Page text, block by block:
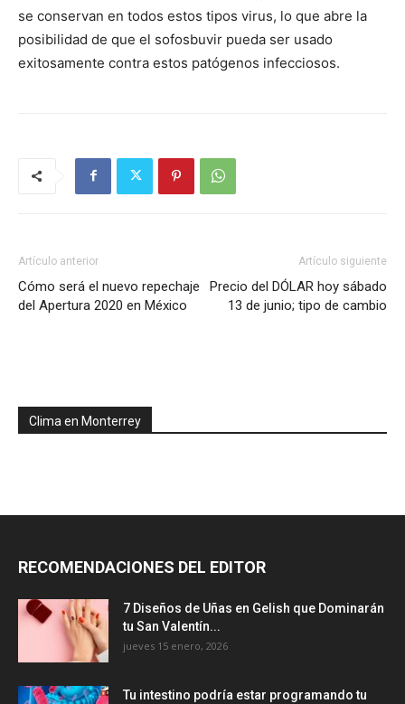
se conservan en todos estos tipos virus, lo que abre la
posibilidad de que el sofosbuvir pueda ser usado
exitosamente contra estos patógenos infecciosos.
Artículo anterior
Cómo será el nuevo repechaje
del Apertura 2020 en México
Artículo siguiente
Precio del DÓLAR hoy sábado
13 de junio; tipo de cambio
Clima en Monterrey
RECOMENDACIONES DEL EDITOR
7 Diseños de Uñas en Gelish que Dominarán
tu San Valentín...
jueves 15 enero, 2026
Tu intestino podría estar programando tu